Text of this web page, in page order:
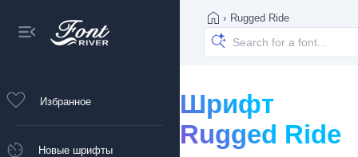
Избранное
Новые шрифты
› Rugged Ride
Шрифт
Rugged Ride